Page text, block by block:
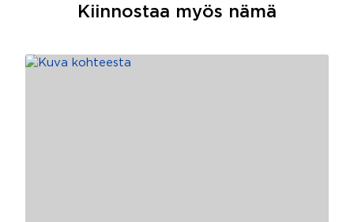
Kiinnostaa myös nämä